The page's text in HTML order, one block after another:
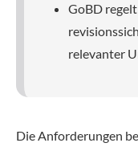
GoBD
relevanter
Die Anforderungen